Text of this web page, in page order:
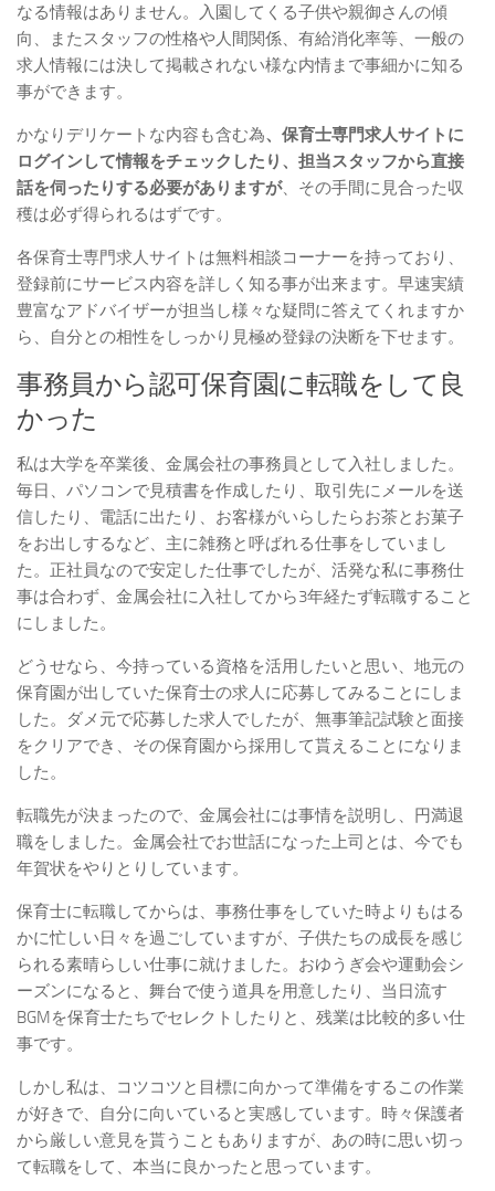
なる情報はありません。入園してくる子供や親御さんの傾
向、またスタッフの性格や人間関係、有給消化率等、一般の
求人情報には決して掲載されない様な内情まで事細かに知る
事ができます。
かなりデリケートな内容も含む為、保育士専門求人サイトに
ログインして情報をチェックしたり、担当スタッフから直接
話を伺ったりする必要がありますが、その手間に見合った収
穫は必ず得られるはずです。
各保育士専門求人サイトは無料相談コーナーを持っており、
登録前にサービス内容を詳しく知る事が出来ます。早速実績
豊富なアドバイザーが担当し様々な疑問に答えてくれますか
ら、自分との相性をしっかり見極め登録の決断を下せます。
事務員から認可保育園に転職をして良
かった
私は大学を卒業後、金属会社の事務員として入社しました。
毎日、パソコンで見積書を作成したり、取引先にメールを送
信したり、電話に出たり、お客様がいらしたらお茶とお菓子
をお出しするなど、主に雑務と呼ばれる仕事をしていまし
た。正社員なので安定した仕事でしたが、活発な私に事務仕
事は合わず、金属会社に入社してから3年経たず転職すること
にしました。
どうせなら、今持っている資格を活用したいと思い、地元の
保育園が出していた保育士の求人に応募してみることにしま
した。ダメ元で応募した求人でしたが、無事筆記試験と面接
をクリアでき、その保育園から採用して貰えることになりま
した。
転職先が決まったので、金属会社には事情を説明し、円満退
職をしました。金属会社でお世話になった上司とは、今でも
年賀状をやりとりしています。
保育士に転職してからは、事務仕事をしていた時よりもはる
かに忙しい日々を過ごしていますが、子供たちの成長を感じ
られる素晴らしい仕事に就けました。おゆうぎ会や運動会シ
ーズンになると、舞台で使う道具を用意したり、当日流す
BGMを保育士たちでセレクトしたりと、残業は比較的多い仕
事です。
しかし私は、コツコツと目標に向かって準備をするこの作業
が好きで、自分に向いていると実感しています。時々保護者
から厳しい意見を貰うこともありますが、あの時に思い切っ
て転職をして、本当に良かったと思っています。